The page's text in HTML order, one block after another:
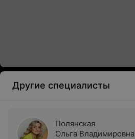
Другие специалисты
Полянская
Ольга Владимировна